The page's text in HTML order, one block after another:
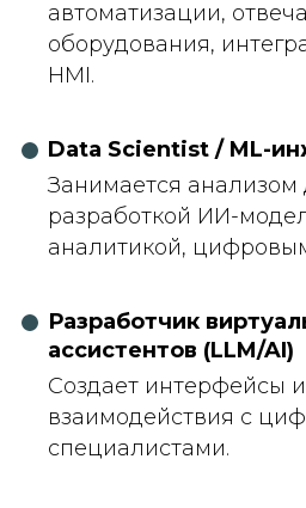
автоматизации,
оборудования,
HMI.
Data Scientist / ML-
Занимается анализом
разработкой ИИ-
аналитикой,
Разработчик
ассистентов (LLM/AI)
Создает интерфейсы
взаимодействия с
специалистами.